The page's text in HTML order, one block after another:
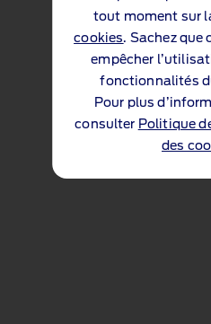
tout moment sur
cookies. Sachez que
empêcher
fonctionnalités
Pour plus
consulter Politique
des